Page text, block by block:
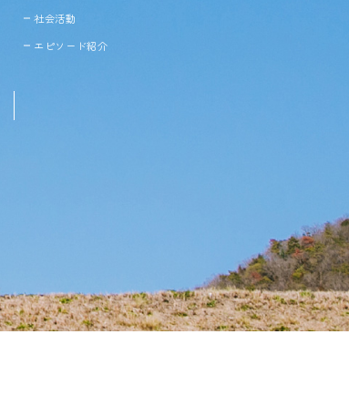
社会活動
エピソード紹介